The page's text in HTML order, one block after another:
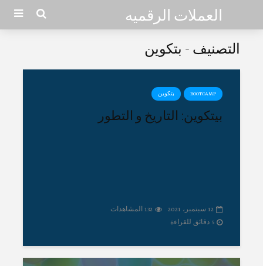
العملات الرقميه
التصنيف - بتكوين
BOOTCAMP بتكوين
بيتكوين: التاريخ و التطور
12 سبتمبر، 2021
132 المشاهدات
5 دقائق للقراءة